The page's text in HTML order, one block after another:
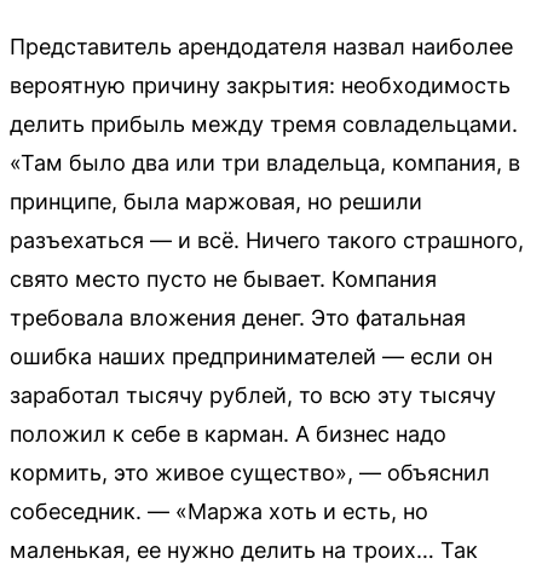
Представитель арендодателя назвал наиболее
вероятную причину закрытия: необходимость
делить прибыль между тремя совладельцами.
«Там было два или три владельца, компания, в
принципе, была маржовая, но решили
разъехаться — и всё. Ничего такого страшного,
свято место пусто не бывает. Компания
требовала вложения денег. Это фатальная
ошибка наших предпринимателей — если он
заработал тысячу рублей, то всю эту тысячу
положил к себе в карман. А бизнес надо
кормить, это живое существо», — объяснил
собеседник. — «Маржа хоть и есть, но
маленькая, ее нужно делить на троих… Так